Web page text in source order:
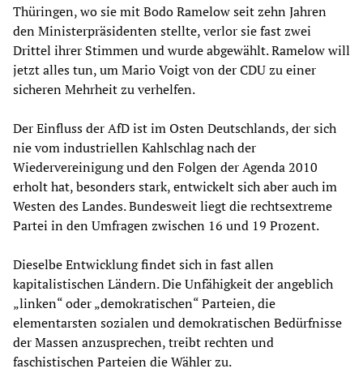
Thüringen, wo sie mit Bodo Ramelow seit zehn Jahren
den Ministerpräsidenten stellte, verlor sie fast zwei
Drittel ihrer Stimmen und wurde abgewählt. Ramelow will
jetzt alles tun, um Mario Voigt von der CDU zu einer
sicheren Mehrheit zu verhelfen.
Der Einfluss der AfD ist im Osten Deutschlands, der sich
nie vom industriellen Kahlschlag nach der
Wiedervereinigung und den Folgen der Agenda 2010
erholt hat, besonders stark, entwickelt sich aber auch im
Westen des Landes. Bundesweit liegt die rechtsextreme
Partei in den Umfragen zwischen 16 und 19 Prozent.
Dieselbe Entwicklung findet sich in fast allen
kapitalistischen Ländern. Die Unfähigkeit der angeblich
„linken“ oder „demokratischen“ Parteien, die
elementarsten sozialen und demokratischen Bedürfnisse
der Massen anzusprechen, treibt rechten und
faschistischen Parteien die Wähler zu.